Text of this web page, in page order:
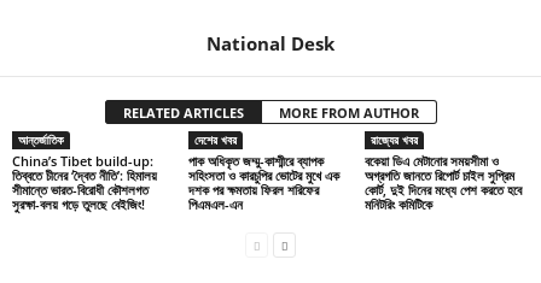
National Desk
RELATED ARTICLES MORE FROM AUTHOR
আন্তর্জাতিক
China’s Tibet build-up:
তিব্বতে চীনের ‘দ্বৈত নীতি’: হিমালয়
সীমান্তে ভারত-বিরোধী কৌশলগত
সুরক্ষা-বলয় গড়ে তুলছে বেইজিং!
দেশের খবর
পাক অধিকৃত জম্মু-কাশ্মীরে ব্যাপক
সহিংসতা ও কারচুপির ভোটের মুখে এক
দশক পর ক্ষমতায় ফিরল শরিফের
পিএমএল-এন
রাজ্যের খবর
বকেয়া ডিএ মেটানোর সময়সীমা ও
অগ্রগতি জানতে রিপোর্ট চাইল সুপ্রিম
কোর্ট, দুই দিনের মধ্যে পেশ করতে হবে
মনিটরিং কমিটিকে